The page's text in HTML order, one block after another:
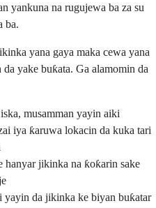
yankuna na rugujewa ba za su
ba.
yana gaya maka cewa yana
yake buƙata. Ga alamomin da
musamman yayin aiki
iya ƙaruwa lokacin da kuka tari
hanyar jikinka na ƙoƙarin sake
yayin da jikinka ke biyan buƙatar